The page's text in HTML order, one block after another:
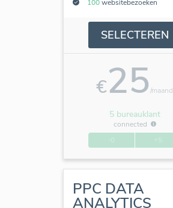
100websitebezoeken
SELECTEREN
€25/maand
5 bureauklant
connected
PPC DATA
ANALYTICS